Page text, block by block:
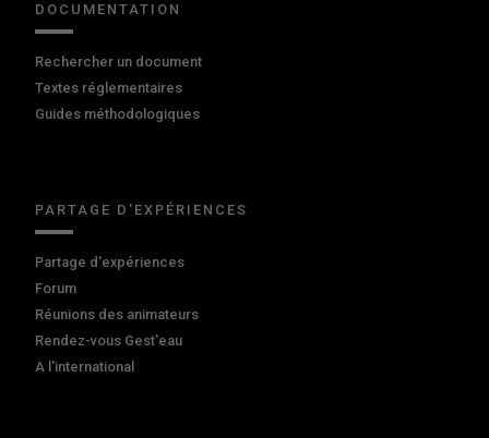
DOCUMENTATION
Rechercher un document
Textes réglementaires
Guides méthodologiques
PARTAGE D'EXPÉRIENCES
Partage d'expériences
Forum
Réunions des animateurs
Rendez-vous Gest'eau
A l'international